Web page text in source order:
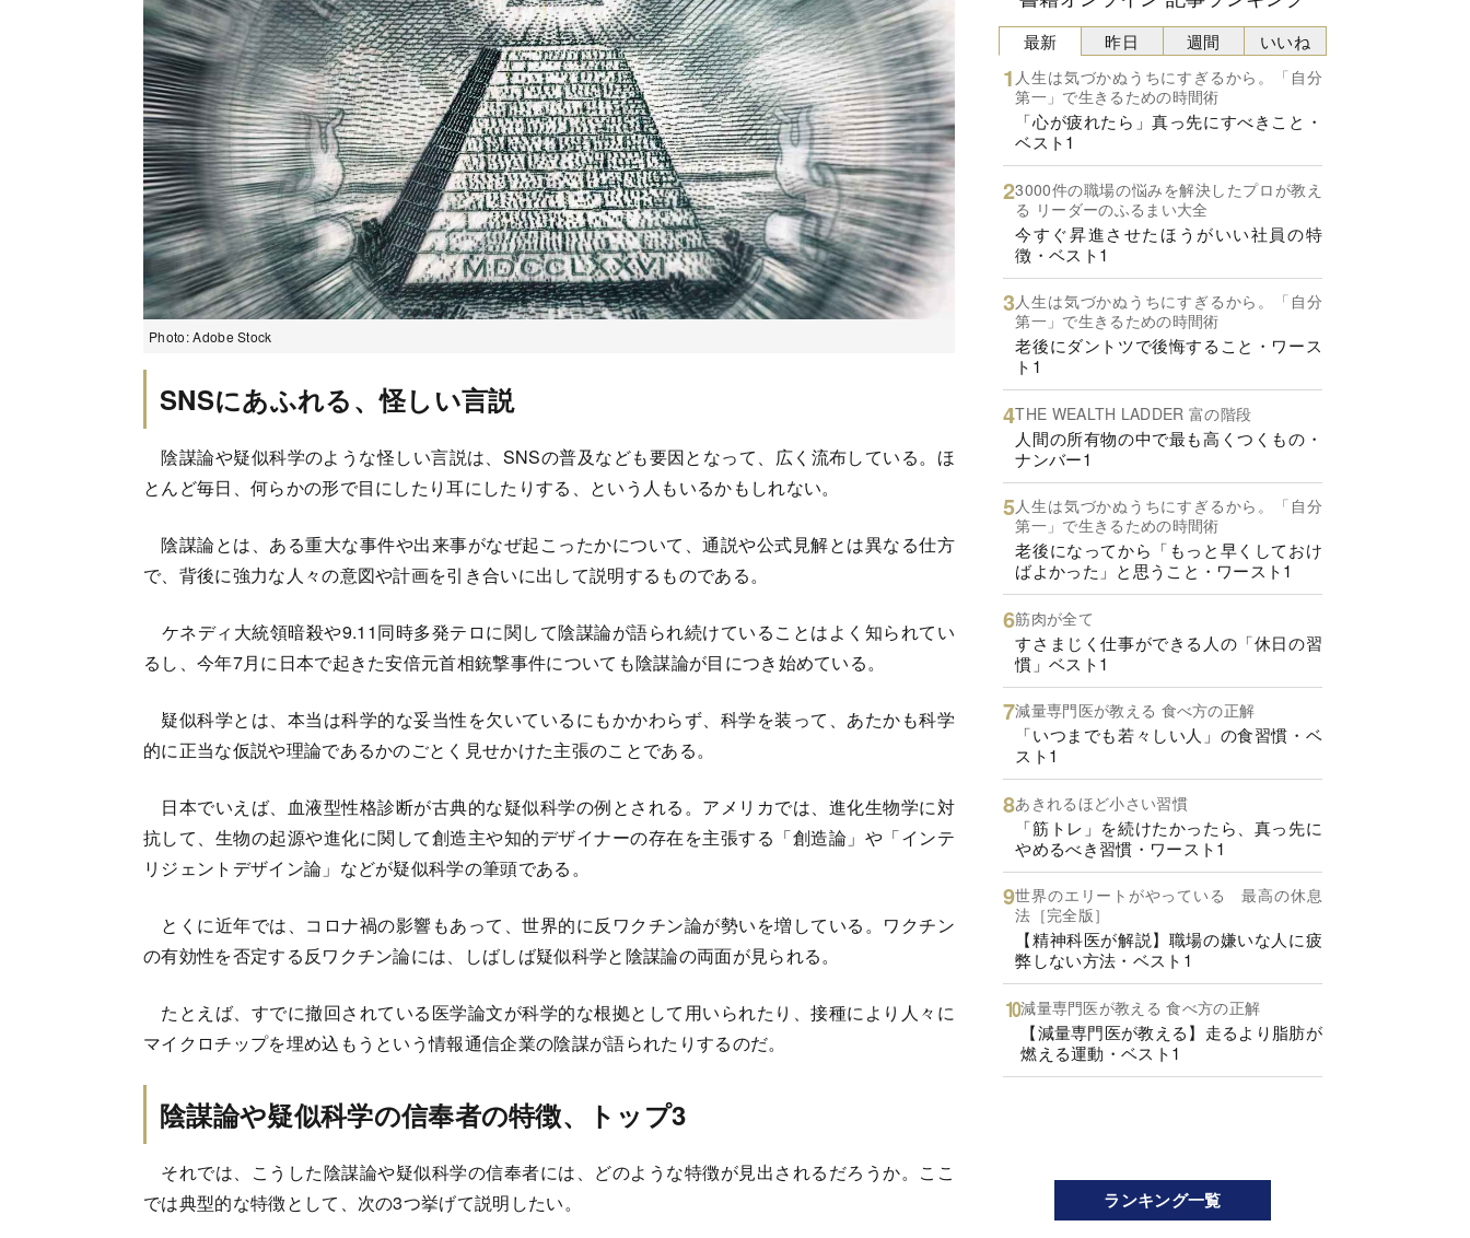
Photo: Adobe Stock
SNSにあふれる、怪しい言説
陰謀論や疑似科学のような怪しい言説は、SNSの普及なども要因となって、広く流布している。ほ
とんど毎日、何らかの形で目にしたり耳にしたりする、という人もいるかもしれない。
陰謀論とは、ある重大な事件や出来事がなぜ起こったかについて、通説や公式見解とは異なる仕方
で、背後に強力な人々の意図や計画を引き合いに出して説明するものである。
ケネディ大統領暗殺や9.11同時多発テロに関して陰謀論が語られ続けていることはよく知られてい
るし、今年7月に日本で起きた安倍元首相銃撃事件についても陰謀論が目につき始めている。
疑似科学とは、本当は科学的な妥当性を欠いているにもかかわらず、科学を装って、あたかも科学
的に正当な仮説や理論であるかのごとく見せかけた主張のことである。
日本でいえば、血液型性格診断が古典的な疑似科学の例とされる。アメリカでは、進化生物学に対
抗して、生物の起源や進化に関して創造主や知的デザイナーの存在を主張する「創造論」や「インテ
リジェントデザイン論」などが疑似科学の筆頭である。
とくに近年では、コロナ禍の影響もあって、世界的に反ワクチン論が勢いを増している。ワクチン
の有効性を否定する反ワクチン論には、しばしば疑似科学と陰謀論の両面が見られる。
たとえば、すでに撤回されている医学論文が科学的な根拠として用いられたり、接種により人々に
マイクロチップを埋め込もうという情報通信企業の陰謀が語られたりするのだ。
陰謀論や疑似科学の信奉者の特徴、トップ3
それでは、こうした陰謀論や疑似科学の信奉者には、どのような特徴が見出されるだろうか。ここ
では典型的な特徴として、次の3つ挙げて説明したい。
最新
人生は気づかぬうちにすぎるから。「自分
第一」で生きるための時間術
「心が疲れたら」真っ先にすべきこと・
ベスト1
3000件の職場の悩みを解決したプロが教え
る リーダーのふるまい大全
今すぐ昇進させたほうがいい社員の特
徴・ベスト1
人生は気づかぬうちにすぎるから。「自分
第一」で生きるための時間術
老後にダントツで後悔すること・ワース
ト1
THE WEALTH LADDER 富の階段
人間の所有物の中で最も高くつくもの・
ナンバー1
人生は気づかぬうちにすぎるから。「自分
第一」で生きるための時間術
老後になってから「もっと早くしておけ
ばよかった」と思うこと・ワースト1
筋肉が全て
すさまじく仕事ができる人の「休日の習
慣」ベスト1
減量専門医が教える 食べ方の正解
「いつまでも若々しい人」の食習慣・ベ
スト1
あきれるほど小さい習慣
「筋トレ」を続けたかったら、真っ先に
やめるべき習慣・ワースト1
世界のエリートがやっている 最高の休息
法［完全版］
【精神科医が解説】職場の嫌いな人に疲
弊しない方法・ベスト1
減量専門医が教える 食べ方の正解
【減量専門医が教える】走るより脂肪が
燃える運動・ベスト1
昨日 週間 いいね
ランキング一覧